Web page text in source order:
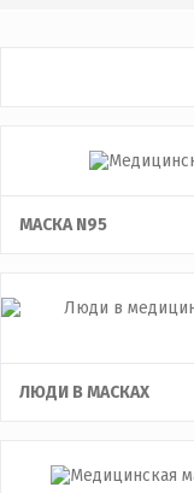
Фото без фона
МАСКА N95
ЛЮДИ В МАСКАХ